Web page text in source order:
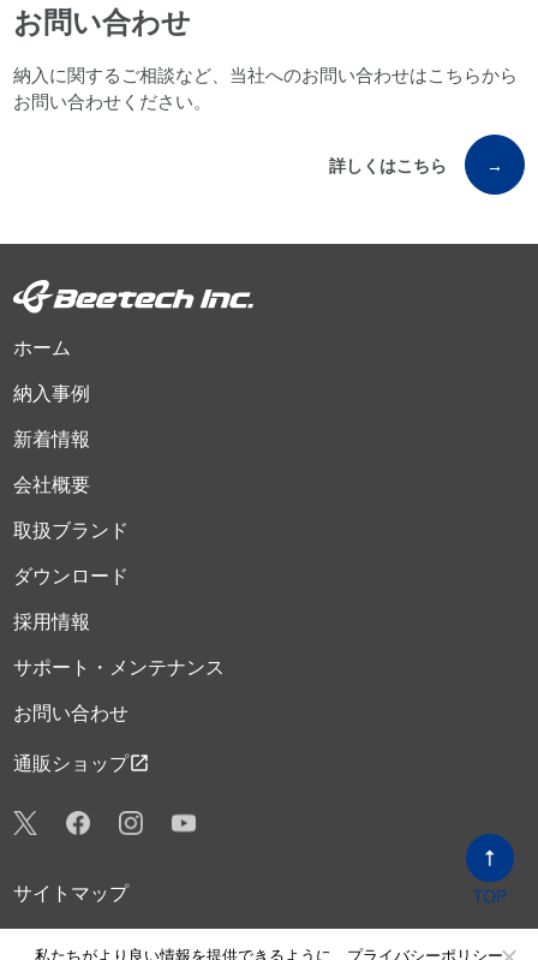
お問い合わせ
納入に関するご相談など、当社へのお問い合わせはこちらから
お問い合わせください。
詳しくはこちら →
ホーム
納入事例
新着情報
会社概要
取扱ブランド
ダウンロード
採用情報
サポート・メンテナンス
お問い合わせ
通販ショップopen_in_new
サイトマップ
私たちがより良い情報を提供できるように、プライバシーポリシー